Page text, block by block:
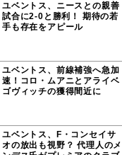
ユベントス、ニースとの親善
試合に2-0と勝利！ 期待の若
手も存在をアピール
ユベントス、前線補強へ急加
速！コロ・ムアニとアライベ
ゴヴィッチの獲得間近に
ユベントス、F・コンセイサ
オの放出も視野？ 代理人のメ